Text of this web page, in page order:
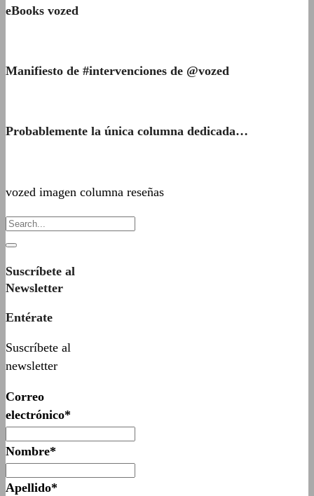
eBooks vozed
Manifiesto de #intervenciones de @vozed
Probablemente la única columna dedicada…
vozed imagen columna reseñas
Suscríbete al
Newsletter
Entérate
Suscríbete al
newsletter
Correo
electrónico*
Nombre*
Apellido*